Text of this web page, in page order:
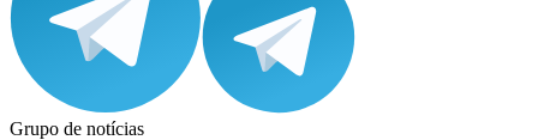
Grupo de notícias